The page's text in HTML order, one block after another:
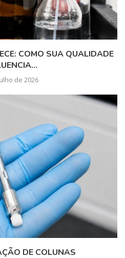
COMO SUA QUALIDADE
de 2026
DE COLUNAS